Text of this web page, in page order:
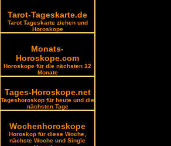
Tarot-Tageskarte.de
Tarot Tageskarte ziehen und
Horoskope
Monats-
Horoskope.com
Horoskope für die nächsten 12
Monate
Tages-Horoskope.net
Tageshoroskop für heute und die
nächsten Tage
Wochenhoroskope
Horoskop für diese Woche,
nächste Woche und Single